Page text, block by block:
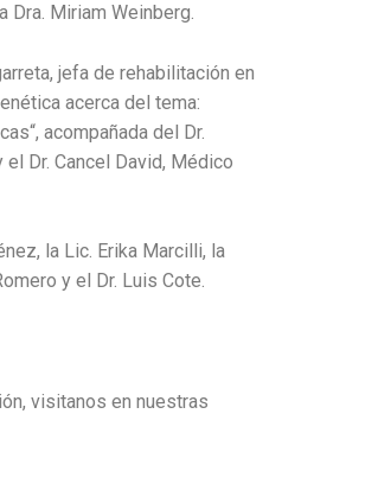
Dra. Miriam Weinberg.
jefa de rehabilitación en
acerca del tema:
acompañada del Dr.
Dr. Cancel David, Médico
la Lic. Erika Marcilli, la
y el Dr. Luis Cote.
visitanos en nuestras